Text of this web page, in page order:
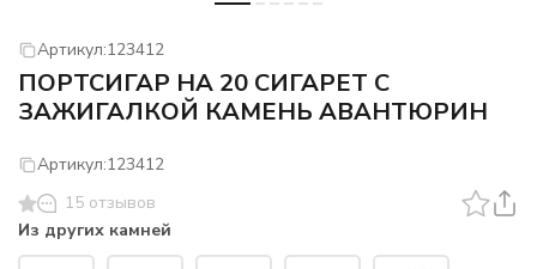
Артикул:123412
ПОРТСИГАР НА 20 СИГАРЕТ С
ЗАЖИГАЛКОЙ КАМЕНЬ АВАНТЮРИН
Артикул:123412
15 отзывов
Из других камней